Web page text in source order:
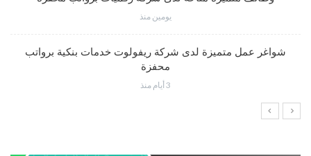
يومين منذ
شواغر عمل متميزة لدى شركة ريفولوت خدمات بنكية برواتب
محفزة
3 أيام منذ